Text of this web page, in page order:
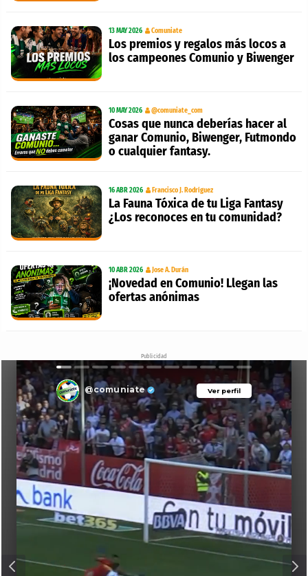
13 MAY 2026 Comuniate
Los premios y regalos más locos a
los campeones Comunio y Biwenger
10 MAY 2026 @comuniate_com
Cosas que nunca deberías hacer al
ganar Comunio, Biwenger, Futmondo
o cualquier fantasy.
16 ABR 2026 Francisco J. Rodríguez
La Fauna Tóxica de tu Liga Fantasy
¿Los reconoces en tu comunidad?
10 ABR 2026 Jose A. Durán
¡Novedad en Comunio! Llegan las
ofertas anónimas
Publicidad
Ver perfil
@comuniate Ver perfil